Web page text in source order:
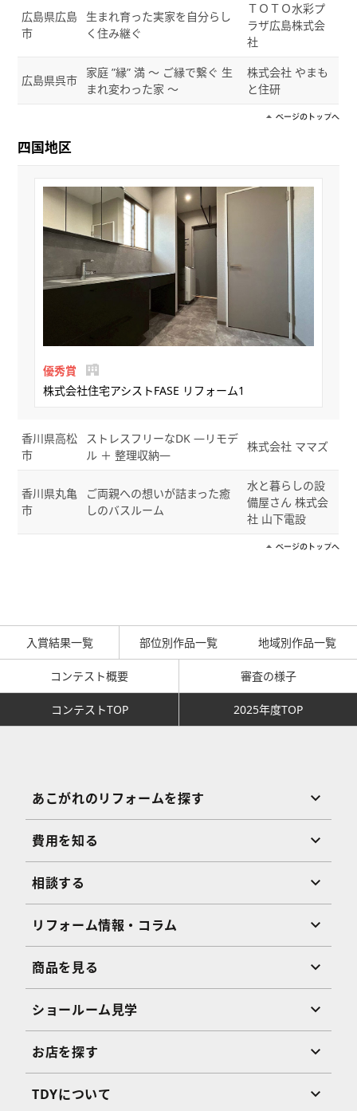
入賞結果一覧 部位別作品一覧 地域別作品一覧
コンテスト概要 審査の様子
コンテストTOP 2025年度TOP
広島県広島
市
生まれ育った実家を自分らし
く住み継ぐ
ＴＯＴＯ水彩プ
ラザ広島株式会
社
広島県呉市
家庭 ”縁” 満 ～ ご縁で繋ぐ 生
まれ変わった家 ～
株式会社 やまも
と住研
四国地区
優秀賞
株式会社住宅アシストFASE リフォーム1
香川県高松
市
ストレスフリーなDK ―リモデ
ル ＋ 整理収納―
株式会社 ママズ
香川県丸亀
市
ご両親への想いが詰まった癒
しのバスルーム
水と暮らしの設
備屋さん 株式会
社 山下電設
あこがれのリフォームを探す
費用を知る
相談する
リフォーム情報・コラム
商品を見る
ショールーム見学
お店を探す
TDYについて